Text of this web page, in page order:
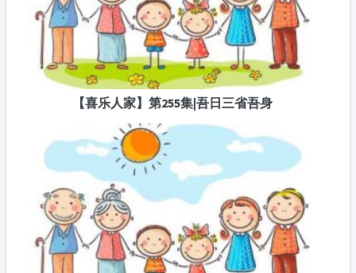
【喜乐人家】第255集|吾日三省吾身